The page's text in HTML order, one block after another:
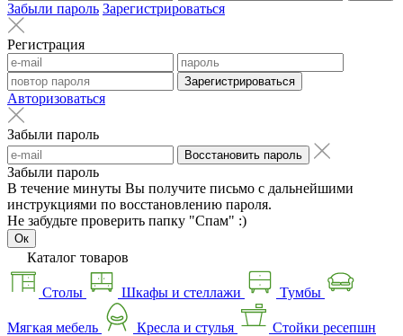
Забыли пароль Зарегистрироваться
Регистрация
Зарегистрироваться
Авторизоваться
Забыли пароль
Восстановить пароль
Забыли пароль
В течение минуты Вы получите письмо с дальнейшими
инструкциями по восстановлению пароля.
Не забудьте проверить папку "Спам" :)
Ок
Каталог товаров
Столы Шкафы и стеллажи Тумбы
Мягкая мебель Кресла и стулья Стойки ресепшн